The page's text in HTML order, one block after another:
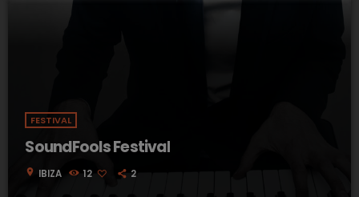
FESTIVAL
SoundFools Festival
location_on IBIZA 12 2